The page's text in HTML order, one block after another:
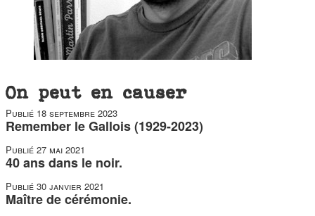
On peut en causer
Publié 18 septembre 2023
Remember le Gallois (1929-2023)
Publié 27 mai 2021
40 ans dans le noir.
Publié 30 janvier 2021
Maître de cérémonie.